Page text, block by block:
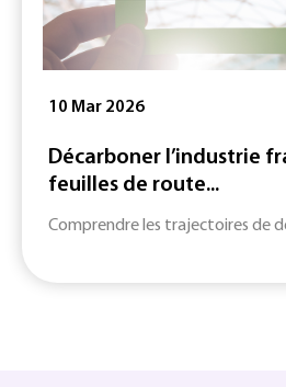
10 Mar 2026
Décarboner l’industrie
feuilles de route...
Comprendre les trajectoires de